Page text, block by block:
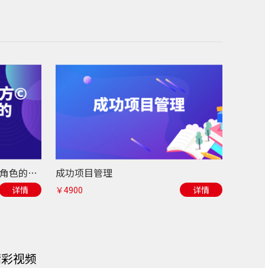
新任经理管理魔方©-胜任管理角色的三个阶梯
详情
成功项目管理
￥4900 详情
视频